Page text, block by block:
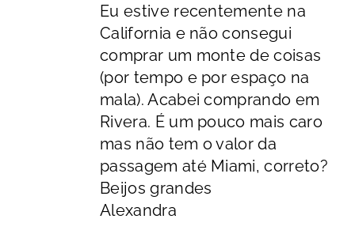
Eu estive recentemente na
California e não consegui
comprar um monte de coisas
(por tempo e por espaço na
mala). Acabei comprando em
Rivera. É um pouco mais caro
mas não tem o valor da
passagem até Miami, correto?
Beijos grandes
Alexandra